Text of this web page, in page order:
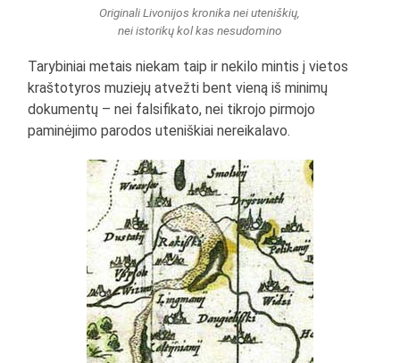
Originali Livonijos kronika nei uteniškių,
nei istorikų kol kas nesudomino
Tarybiniai metais niekam taip ir nekilo mintis į vietos
kraštotyros muziejų atvežti bent vieną iš minimų
dokumentų – nei falsifikato, nei tikrojo pirmojo
paminėjimo parodos uteniškiai nereikalavo.